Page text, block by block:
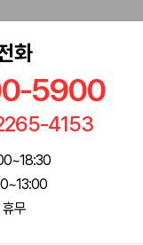
화
5900
4153
무